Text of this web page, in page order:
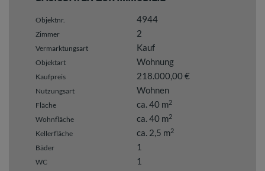
Objektnr. 4944
Zimmer 2
Vermarktungsart Kauf
Objektart Wohnung
Kaufpreis 218.000,00 €
Nutzungsart Wohnen
Fläche ca. 40 m2
Wohnfläche ca. 40 m2
Kellerfläche ca. 2,5 m2
Bäder 1
WC 1